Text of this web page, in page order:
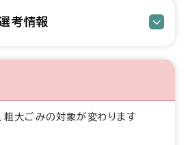
考情報
大ごみの対象が変わります